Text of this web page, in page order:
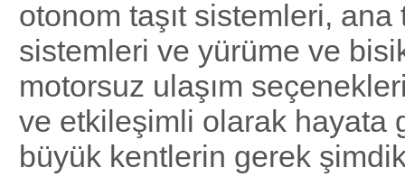
otonom taşıt sistemleri, ana
sistemleri ve yürüme ve
motorsuz ulaşım
ve etkileşimli olarak hayata
büyük kentlerin gerek